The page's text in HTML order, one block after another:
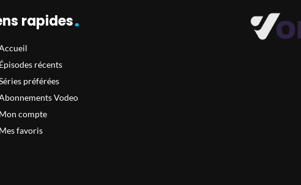
rapides
Épisodes récents
préférées
Vodeo
Mon compte
Mes favoris